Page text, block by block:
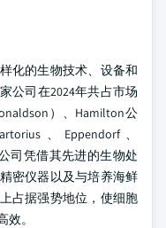
化的生物技术、设备和
公司在2024年共占市场
）、Hamilton公
、Eppendorf、
司凭借其先进的生物处
密仪器以及与培养海鲜
占据强势地位，使细胞
。